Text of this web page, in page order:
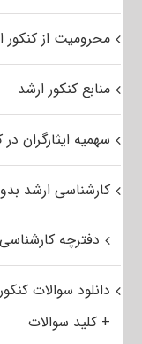
محرومیت از کنکور
منابع کنکور ارشد
سهمیه ایثارگران
کارشناسی ارشد
دفترچه
دانلود سوالات
+ کلید سوالات